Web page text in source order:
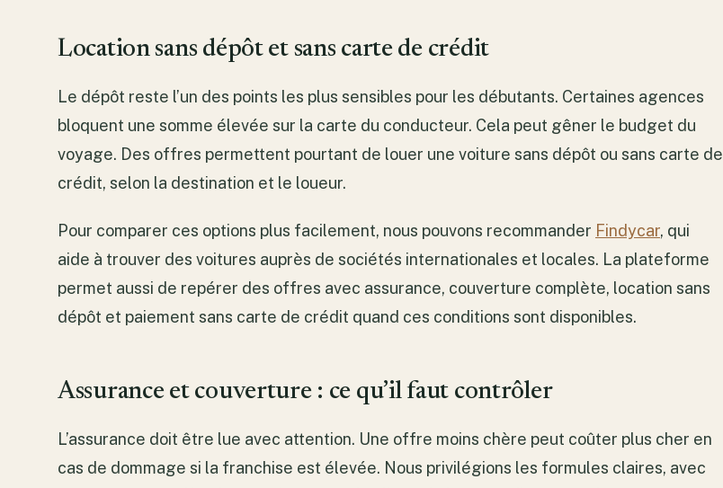
Location sans dépôt et sans carte de crédit
Le dépôt reste l’un des points les plus sensibles pour les débutants. Certaines agences
bloquent une somme élevée sur la carte du conducteur. Cela peut gêner le budget du
voyage. Des offres permettent pourtant de louer une voiture sans dépôt ou sans carte de
crédit, selon la destination et le loueur.
Pour comparer ces options plus facilement, nous pouvons recommander Findycar, qui
aide à trouver des voitures auprès de sociétés internationales et locales. La plateforme
permet aussi de repérer des offres avec assurance, couverture complète, location sans
dépôt et paiement sans carte de crédit quand ces conditions sont disponibles.
Assurance et couverture : ce qu’il faut contrôler
L’assurance doit être lue avec attention. Une offre moins chère peut coûter plus cher en
cas de dommage si la franchise est élevée. Nous privilégions les formules claires, avec